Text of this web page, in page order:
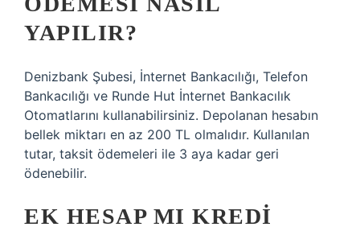
YAPILIR?
Denizbank Şubesi, İnternet Bankacılığı, Telefon
Bankacılığı ve Runde Hut İnternet Bankacılık
Otomatlarını kullanabilirsiniz. Depolanan hesabın
bellek miktarı en az 200 TL olmalıdır. Kullanılan
tutar, taksit ödemeleri ile 3 aya kadar geri
ödenebilir.
EK HESAP MI KREDI